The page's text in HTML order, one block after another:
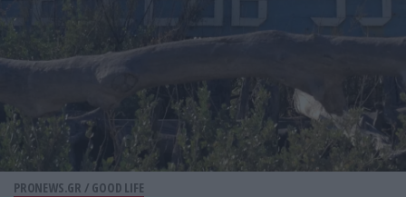
PRONEWS.GR / GOOD LIFE